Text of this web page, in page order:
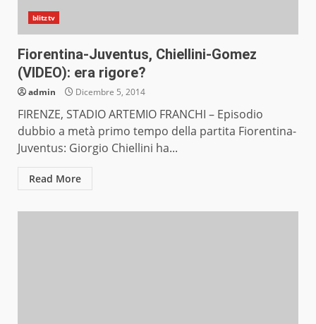
blitztv
Fiorentina-Juventus, Chiellini-Gomez
(VIDEO): era rigore?
admin Dicembre 5, 2014
FIRENZE, STADIO ARTEMIO FRANCHI – Episodio
dubbio a metà primo tempo della partita Fiorentina-
Juventus: Giorgio Chiellini ha...
Read More